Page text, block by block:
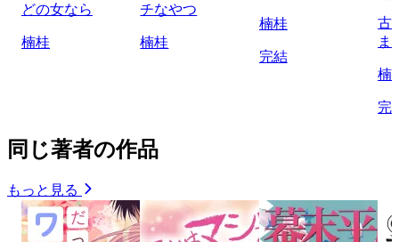
どの女なら
楠桂
チなやつ
楠桂
楠桂
完結
古
ま
楠
完
同じ著者の作品
もっと見る